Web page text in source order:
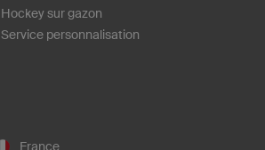
Hockey sur gazon
Service personnalisation
France